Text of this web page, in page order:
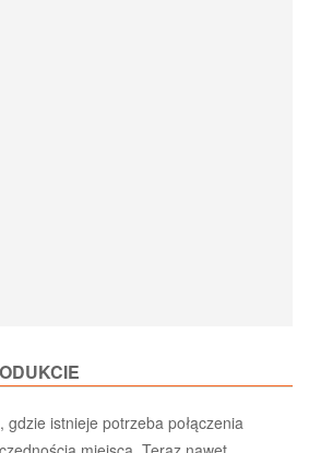
gdzie istnieje potrzeba połączenia